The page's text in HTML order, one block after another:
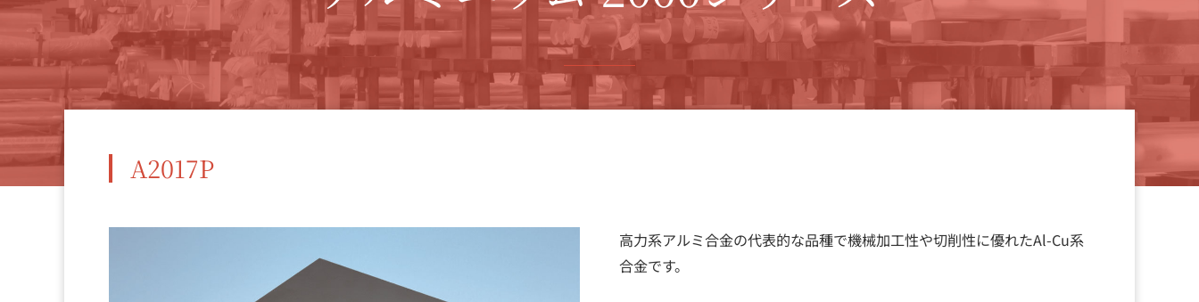
A2017P
高力系アルミ合金の代表的な品種で機械加工性や切削性に優れたAl-Cu系
合金です。